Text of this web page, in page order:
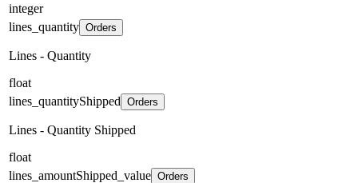
integer
lines_quantity Orders
Lines - Quantity
float
lines_quantityShipped Orders
Lines - Quantity Shipped
float
lines_amountShipped_value Orders